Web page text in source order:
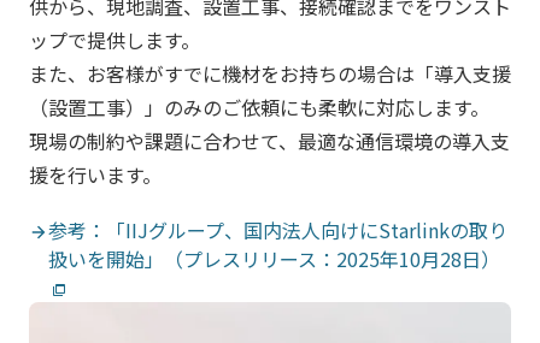
供から、現地調査、設置工事、接続確認までをワンスト
ップで提供します。
また、お客様がすでに機材をお持ちの場合は「導入支援
（設置工事）」のみのご依頼にも柔軟に対応します。
現場の制約や課題に合わせて、最適な通信環境の導入支
援を行います。
参考：「IIJグループ、国内法人向けにStarlinkの取り
扱いを開始」（プレスリリース：2025年10月28日）